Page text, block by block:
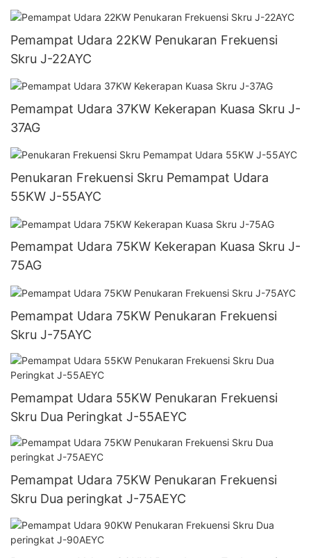
Pemampat Udara 22KW Penukaran Frekuensi
Skru J-22AYC
Pemampat Udara 37KW Kekerapan Kuasa Skru J-
37AG
Penukaran Frekuensi Skru Pemampat Udara
55KW J-55AYC
Pemampat Udara 75KW Kekerapan Kuasa Skru J-
75AG
Pemampat Udara 75KW Penukaran Frekuensi
Skru J-75AYC
Pemampat Udara 55KW Penukaran Frekuensi
Skru Dua Peringkat J-55AEYC
Pemampat Udara 75KW Penukaran Frekuensi
Skru Dua peringkat J-75AEYC